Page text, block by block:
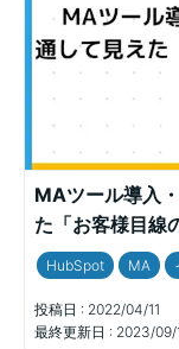
MAツール導入
た「お客様目線
HubSpot MA
投稿日 : 2022/04/11
最終更新日 : 2023/09/